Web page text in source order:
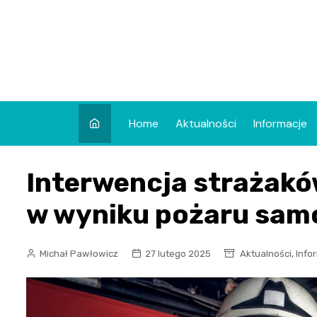
Home Aktualności Informacje
Interwencja
w wyniku pożaru
Michał Pawłowicz 27 lutego 2025 Aktualności,